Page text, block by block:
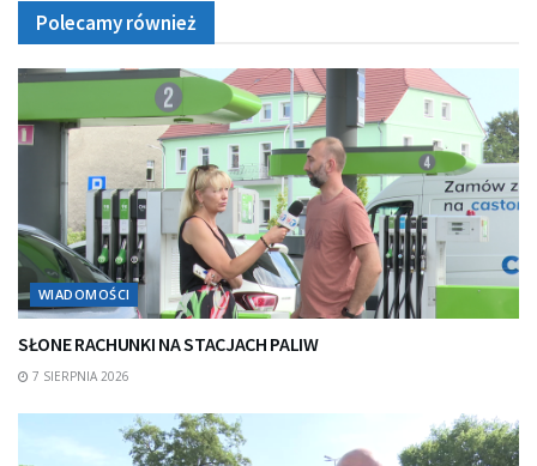
Polecamy również
WIADOMOŚCI
SŁONE RACHUNKI NA STACJACH PALIW
7 SIERPNIA 2026